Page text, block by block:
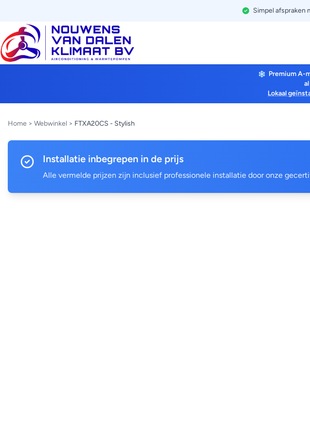
Simpel afspraken
Premium A-
Lokaal
Home > Webwinkel > FTXA20CS - Stylish
Installatie inbegrepen in de prijs
Alle vermelde prijzen zijn inclusief professionele installatie door onze